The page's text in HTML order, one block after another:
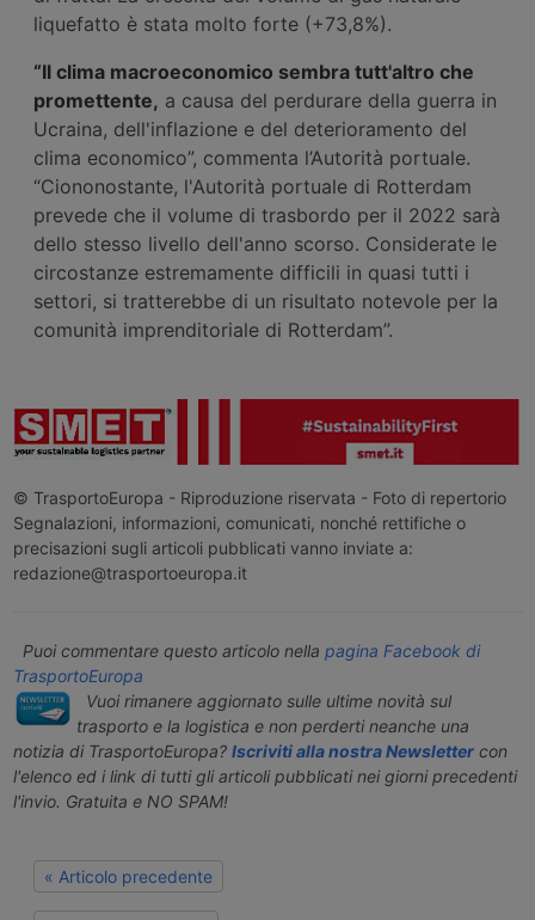
liquefatto è stata molto forte (+73,8%).
“Il clima macroeconomico sembra tutt'altro che
promettente, a causa del perdurare della guerra in
Ucraina, dell'inflazione e del deterioramento del
clima economico”, commenta l’Autorità portuale.
“Ciononostante, l'Autorità portuale di Rotterdam
prevede che il volume di trasbordo per il 2022 sarà
dello stesso livello dell'anno scorso. Considerate le
circostanze estremamente difficili in quasi tutti i
settori, si tratterebbe di un risultato notevole per la
comunità imprenditoriale di Rotterdam”.
© TrasportoEuropa - Riproduzione riservata - Foto di repertorio
Segnalazioni, informazioni, comunicati, nonché rettifiche o
precisazioni sugli articoli pubblicati vanno inviate a:
redazione@trasportoeuropa.it
Puoi commentare questo articolo nella pagina Facebook di
TrasportoEuropa
Vuoi rimanere aggiornato sulle ultime novità sul
trasporto e la logistica e non perderti neanche una
notizia di TrasportoEuropa? Iscriviti alla nostra Newslettercon
l'elenco ed i link di tutti gli articoli pubblicati nei giorni precedenti
l'invio. Gratuita e NO SPAM!
« Articolo precedente